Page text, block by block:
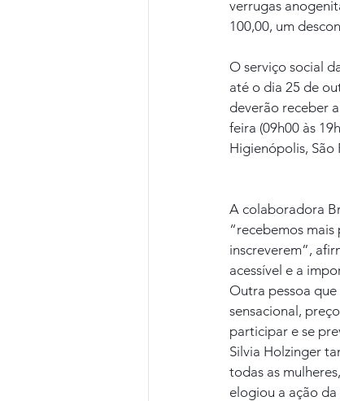
verrugas
100,00, um
O serviço social
até o dia 25 de
deverão receber
feira (09h00 às
Higienópolis, São
A colaboradora
“recebemos
inscreverem”,
acessível e a
Outra pessoa
sensacional,
participar e se
Silvia Holzinger
todas as
elogiou a ação da